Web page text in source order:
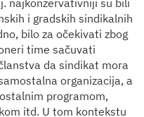
i gradskih sindikalnih
bilo za očekivati zbog
time sačuvati
da sindikat mora
organizacija, a
programom,
itd. U tom kontekstu